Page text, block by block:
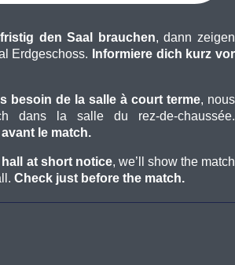
den Saal brauchen, dann zeigen
Erdgeschoss.
Informiere dich kurz vor
besoin de la salle à court terme, nous
dans la salle du rez-de-chaussée.
le match.
hall at short notice, we’ll show the match
Check just before the match.